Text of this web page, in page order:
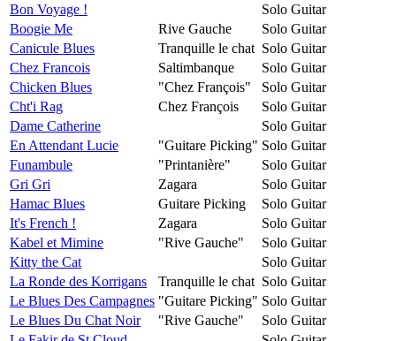
Bon Voyage !
Solo Guitar
Boogie Me
Rive Gauche
Solo Guitar
Canicule Blues
Tranquille le chat Solo Guitar
Chez Francois
Saltimbanque
Solo Guitar
Chicken Blues
"Chez François"
Solo Guitar
Cht'i Rag
Chez François
Solo Guitar
Dame Catherine
Solo Guitar
En Attendant Lucie
"Guitare Picking" Solo Guitar
Funambule
"Printanière"
Solo Guitar
Gri Gri
Zagara
Solo Guitar
Hamac Blues
Guitare Picking
Solo Guitar
It's French !
Zagara
Solo Guitar
Kabel et Mimine
"Rive Gauche"
Solo Guitar
Kitty the Cat
Solo Guitar
La Ronde des Korrigans
Tranquille le chat Solo Guitar
Le Blues Des Campagnes "Guitare Picking" Solo Guitar
Le Blues Du Chat Noir
"Rive Gauche"
Solo Guitar